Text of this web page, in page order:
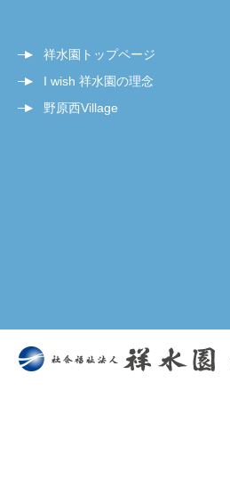
祥水園トップページ
I wish 祥水園の理念
野原西Village